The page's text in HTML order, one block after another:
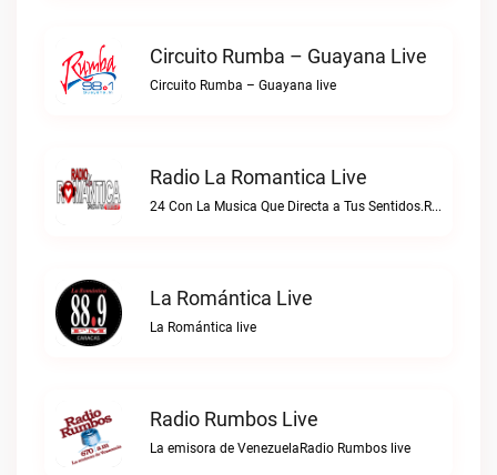
Circuito Rumba – Guayana Live
Circuito Rumba – Guayana live
Radio La Romantica Live
24 Con La Musica Que Directa a Tus Sentidos.Radio La Romantica live
La Romántica Live
La Romántica live
Radio Rumbos Live
La emisora de VenezuelaRadio Rumbos live